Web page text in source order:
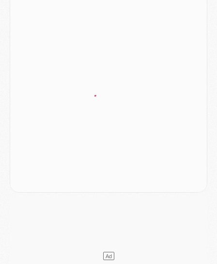
- Le PSG officialise un quatrième prêt